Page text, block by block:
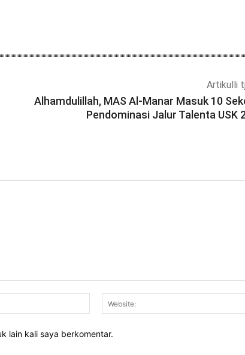
Artikulli
Alhamdulillah, MAS Al-Manar Masuk 10
Pendominasi Jalur Talenta USK
Email:*
lain kali saya berkomentar.